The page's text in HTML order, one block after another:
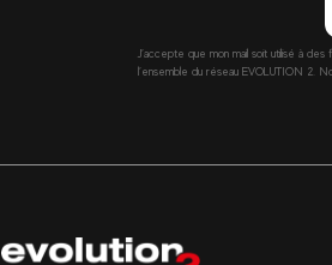
J’accepte que mon mail soit utilisé à
l’ensemble du réseau EVOLUTION 2.